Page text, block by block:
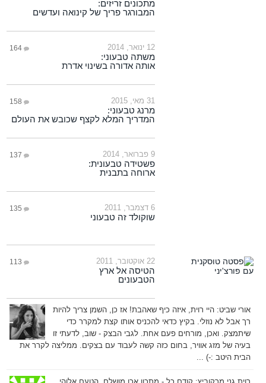
מתכונים זריזים:
המבורגר פריך של קינואה ועדשים
12 ינואר, 2014 164
משתה טבעוני:
אותה אדורה בשינוי אדרת
31 מאי, 2015 158
מרנג טבעוני:
המדריך המלא לקצף שכובש את העולם
9 פברואר, 2014 137
פשטידה טבעונית:
ארוחה בתבנית
6 דצמבר, 2011 135
שוקולד זה טבעוני
22 אוקטובר, 2011 113
הטיסה אל ארץ
הטבעונים
אורי שביט: היי רוית, איזה כיף שאהבת! אז כן, השמן צריך להיות
רך אבל לא נוזלי. בקיץ כדאי להכניס אותו קצת למקרר כדי
שיתמצק. ואכן, מורחים פעם אחת. לגבי הבצק - שוב, לדעתי זו
בעיה של מזג אוויר, בחום כזה קשה לעבוד עם בצקים. ממליצה לקרר את
הבית היטב :-) ...